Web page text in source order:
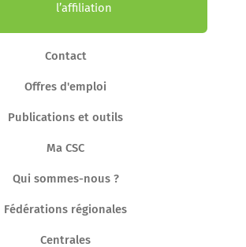
l’affiliation
Contact
Offres d'emploi
Publications et outils
Ma CSC
Qui sommes-nous ?
Fédérations régionales
Centrales